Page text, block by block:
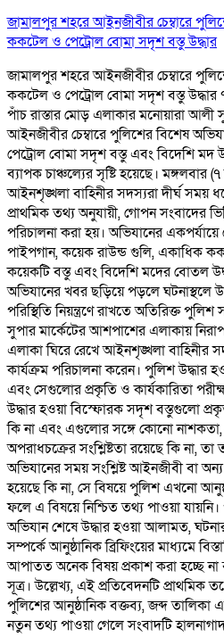
জামালপুর শহরে আইনজীবীর চেম্বারে
ককটেল ও পেট্রোল বোমা সদৃশ বস্তু উদ্ধার
জামালপুর শহরে আইনজীবীর চেম্বারে
ককটেল ও পেট্রোল বোমা সদৃশ বস্তু
পাঁচ রাস্তার মোড় এলাকার মনোয়ারা আলী
আইনজীবীর চেম্বারে পুলিশের বিশেষ
পেট্রোল বোমা সদৃশ বস্তু এবং বিদেশি মদ
ব্যাপক চাঞ্চল্যের সৃষ্টি হয়েছে। মঙ্গলবার
আইনশৃঙ্খলা বাহিনীর সদস্যরা দীর্ঘ সময়
প্রাথমিক তথ্য অনুযায়ী, গোপন সংবাদের
পরিচালনা করা হয়। অভিযানের একপর্যায়ে
পাইপগান, কয়েক রাউন্ড গুলি, একাধিক
কয়েকটি বস্তু এবং বিদেশি মদের বোতল
অভিযানের খবর ছড়িয়ে পড়লে
পরিস্থিতি নিয়ন্ত্রণে রাখতে অতিরিক্ত
সুপার মার্কেটের আশপাশের এলাকায়
এলাকা ঘিরে রেখে আইনশৃঙ্খলা বাহিনীর
কার্যক্রম পরিচালনা করেন। পুলিশ
এবং সেগুলোর প্রকৃতি ও কার্যকারিতা
উদ্ধার হওয়া বিস্ফোরক সদৃশ বস্তুগুলো
কি না এবং এগুলোর সঙ্গে কোনো নাশকতা,
অপরাধচক্রের সংশ্লিষ্টতা রয়েছে কি না,
অভিযানের সময় সংশ্লিষ্ট আইনজীবী বা
হয়েছে কি না, সে বিষয়ে পুলিশ এখনো
ফলে এ বিষয়ে নিশ্চিত তথ্য পাওয়া যায়নি।
অভিযান শেষে উদ্ধার হওয়া আলামত,
সম্পর্কে আনুষ্ঠানিক ব্রিফিংয়ের মাধ্যমে
আপাতত অনেক বিষয় প্রকাশ করা হচ্ছে না
সূত্র। উল্লেখ্য, এই প্রতিবেদনটি প্রাথমিক
পুলিশের আনুষ্ঠানিক বক্তব্য, জব্দ তালিকা
নতুন তথ্য পাওয়া গেলে সংবাদটি